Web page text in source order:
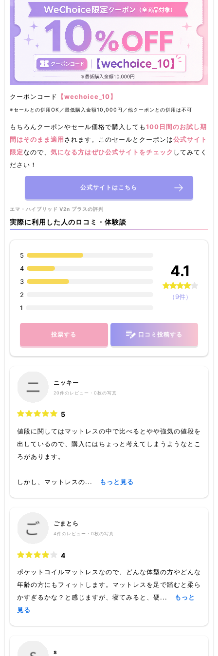
クーポンコード 【wechoice_10】
※セールとの併用OK／最低購入金額10,000円／他クーポンとの併用は不可
もちろんクーポンやセール価格で購入しても100日間のお試し期
間はそのまま適用されます。このセールとクーポンは公式サイト
限定なので、 気になる方はぜひ公式サイトをチェック してみてく
ださい！
公式サイトはこちら
エマ・ハイブリッド V2n プラスの評判
実際に利用した人のロコミ・体験談
5
4
3
2
1
4.1
（9件）
投票する 口コミ投稿する
ニッキー
20件のレビュー・ 0枚の写真
5
値段に関してはマットレスの中で比べるとやや強気の値段を
出しているので、購入にはちょっと考えてしまうようなとこ
ろがあります。
しかし、マットレスの... もっと見る
ごまとら
4件のレビュー・ 0枚の写真
4
ポケットコイルマットレスなので、どんな体型の方やどんな
年齢の方にもフィットします。マットレスを足で踏むと柔ら
かすぎるかな？と感じますが、寝てみると、硬...
もっと
見る
s